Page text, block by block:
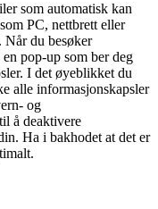
som automatisk kan
PC, nettbrett eller
Når du besøker
pop-up som ber deg
I det øyeblikket du
alle informasjonskapsler
og
å deaktivere
Ha i bakhodet at det er